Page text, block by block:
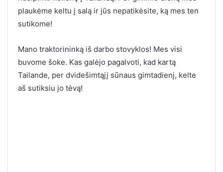
plaukėme keltu į salą ir jūs nepatikėsite, ką mes ten
sutikome!
Mano traktorininką iš darbo stovyklos! Mes visi
buvome šoke. Kas galėjo pagalvoti, kad kartą
Tailande, per dvidešimtąjį sūnaus gimtadienį, kelte
aš sutiksiu jo tėvą!